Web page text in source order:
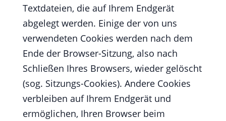
Textdateien, die auf Ihrem Endgerät
abgelegt werden. Einige der von uns
verwendeten Cookies werden nach dem
Ende der Browser-Sitzung, also nach
Schließen Ihres Browsers, wieder gelöscht
(sog. Sitzungs-Cookies). Andere Cookies
verbleiben auf Ihrem Endgerät und
ermöglichen, Ihren Browser beim